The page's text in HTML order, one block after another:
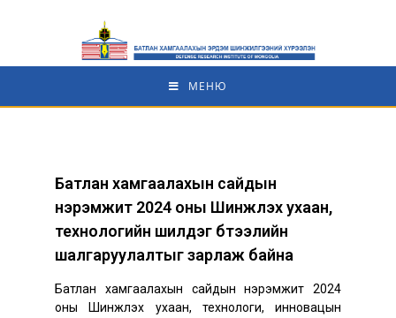
МЕНЮ
Батлан хамгаалахын сайдын
нэрэмжит 2024 оны Шинжлэх ухаан,
технологийн шилдэг бүтээлийн
шалгаруулалтыг зарлаж байна
Батлан хамгаалахын сайдын нэрэмжит 2024
оны Шинжлэх ухаан, технологи, инновацын